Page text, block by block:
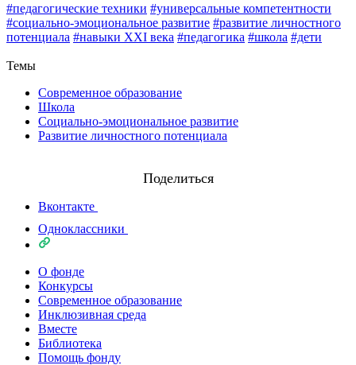
#педагогические техники #универсальные компетентности
#социально-эмоциональное развитие #развитие личностного
потенциала #навыки XXI века #педагогика #школа #дети
Темы
Современное образование
Школа
Социально-эмоциональное развитие
Развитие личностного потенциала
Поделиться
Вконтакте
Одноклассники
О фонде
Конкурсы
Современное образование
Инклюзивная среда
Вместе
Библиотека
Помощь фонду